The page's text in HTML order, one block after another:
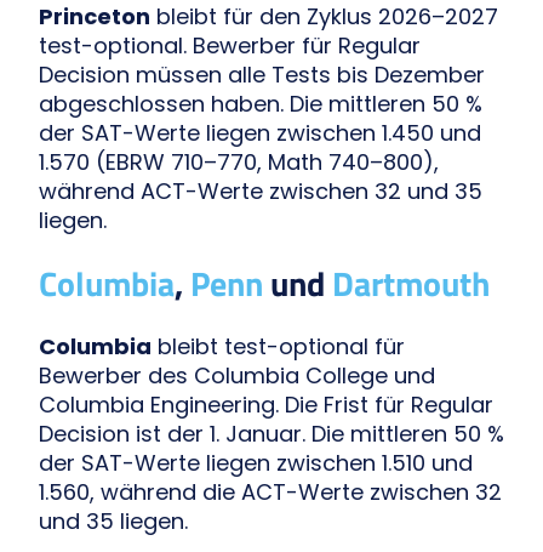
Princeton bleibt für den Zyklus 2026–2027
test-optional. Bewerber für Regular
Decision müssen alle Tests bis Dezember
abgeschlossen haben. Die mittleren 50 %
der SAT-Werte liegen zwischen 1.450 und
1.570 (EBRW 710–770, Math 740–800),
während ACT-Werte zwischen 32 und 35
liegen.
Columbia, Pennund Dartmouth
Columbia bleibt test-optional für
Bewerber des Columbia College und
Columbia Engineering. Die Frist für Regular
Decision ist der 1. Januar. Die mittleren 50 %
der SAT-Werte liegen zwischen 1.510 und
1.560, während die ACT-Werte zwischen 32
und 35 liegen.